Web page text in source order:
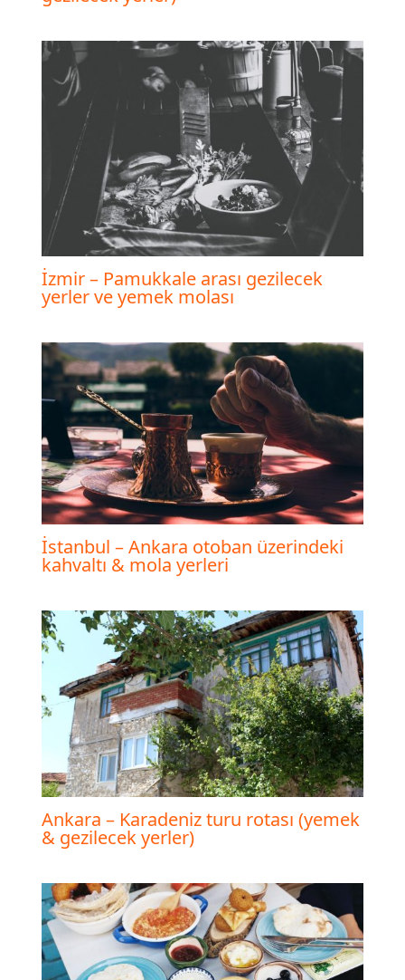
İzmir – Pamukkale arası gezilecek
yerler ve yemek molası
İstanbul – Ankara otoban üzerindeki
kahvaltı & mola yerleri
Ankara – Karadeniz turu rotası (yemek
& gezilecek yerler)